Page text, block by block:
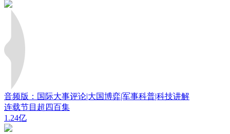
音频版：国际大事评论|大国博弈|军事科普|科技讲解
连载节目超四百集
1.24亿